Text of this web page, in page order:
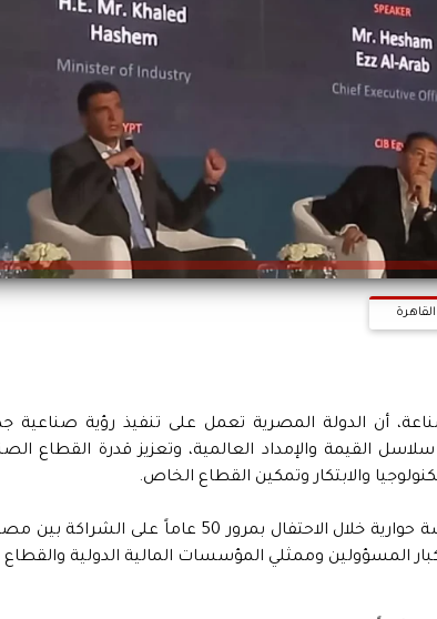
أن الدولة المصرية تعمل على تنفيذ رؤية
القيمة والإمداد العالمية، وتعزيز قدرة القطاع
والابتكار وتمكين القطاع الخاص.
جاء ذلك خلال مشاركة الوزير في جلسة حوارية خلال الاحتفال